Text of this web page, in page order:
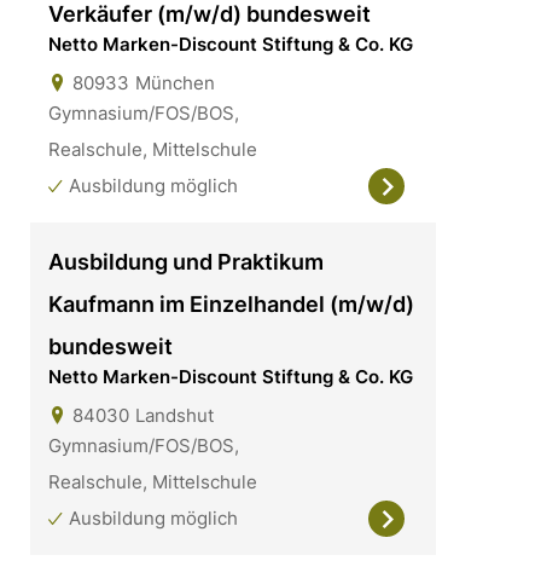
Verkäufer (m/w/d) bundesweit
Netto Marken-Discount Stiftung & Co. KG
80933 München
Gymnasium/FOS/BOS,
Realschule, Mittelschule
Ausbildung möglich
Ausbildung und Praktikum
Kaufmann im Einzelhandel (m/w/d)
bundesweit
Netto Marken-Discount Stiftung & Co. KG
84030 Landshut
Gymnasium/FOS/BOS,
Realschule, Mittelschule
Ausbildung möglich